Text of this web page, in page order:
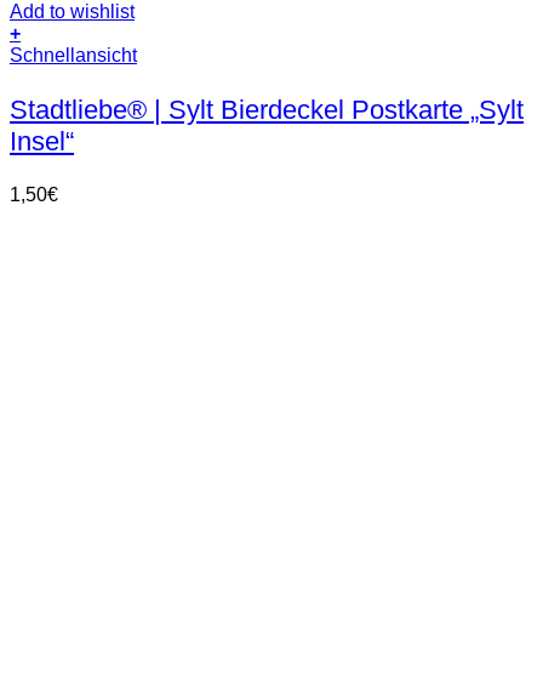
Add to wishlist
+
Schnellansicht
Stadtliebe® | Sylt Bierdeckel Postkarte „Sylt
Insel“
1,50€